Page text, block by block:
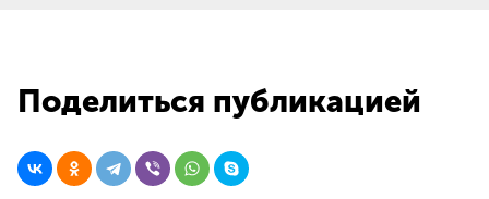
Поделиться публикацией